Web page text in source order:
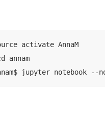
activate AnnaM
annam
jupyter notebook --